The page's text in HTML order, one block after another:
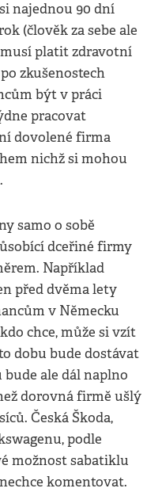
najednou 90 dní
(člověk za sebe ale
platit zdravotní
zkušenostech
být v práci
pracovat
dovolené firma
nichž si mohou
samo o sobě
dceřiné firmy
Například
před dvěma lety
v Německu
chce, může si vzít
dobu bude dostávat
bude ale dál naplno
dorovná firmě ušlý
Česká Škoda,
podle
možnost sabatiklu
komentovat.